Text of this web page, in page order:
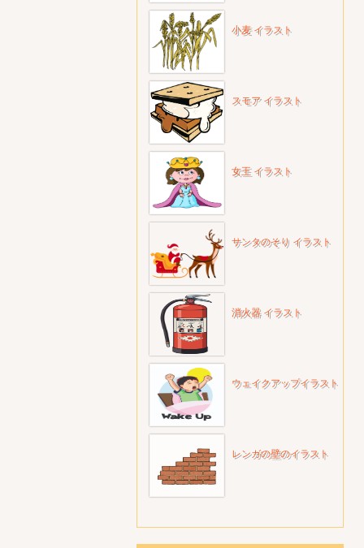
小麦 イラスト
スモア イラスト
女王 イラスト
サンタのそり イラスト
消火器 イラスト
ウェイクアップイラスト
レンガの壁のイラスト